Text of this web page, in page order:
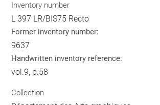
Inventory number
L 397 LR/BIS75 Recto
Former inventory number:
9637
Handwritten inventory reference:
vol.9, p.58
Collection